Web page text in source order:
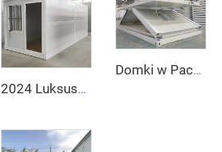
2024 Luksusowy 20-stopowy prefabrykowany składany kontenerowy dom Prefabrykowane domy Składany kontenerowy dom na sprzedaż
Domki w Paczce Platt Pack Szybko Zwalniane Przenośne Modułowe 20 stóp 40 stóp Foldujące Kontenery Małe Domki